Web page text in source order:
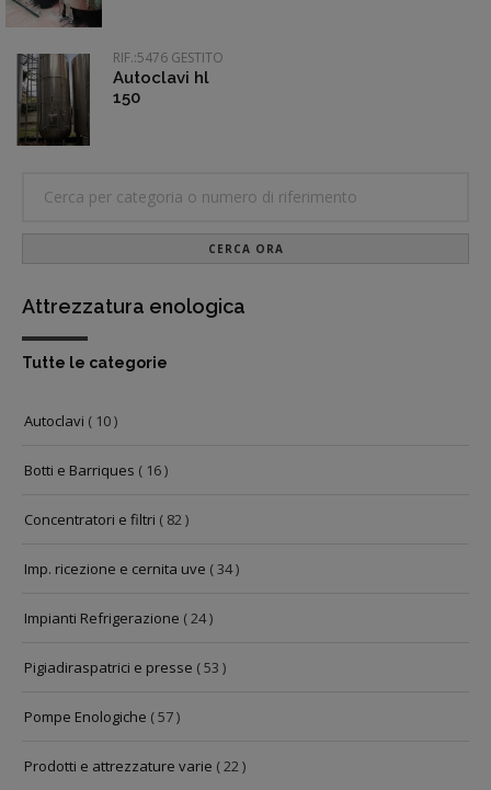
RIF.:5476 GESTITO
Autoclavi hl
150
CERCA ORA
Attrezzatura enologica
Tutte le categorie
Autoclavi ( 10 )
Botti e Barriques ( 16 )
Concentratori e filtri ( 82 )
Imp. ricezione e cernita uve ( 34 )
Impianti Refrigerazione ( 24 )
Pigiadiraspatrici e presse ( 53 )
Pompe Enologiche ( 57 )
Prodotti e attrezzature varie ( 22 )